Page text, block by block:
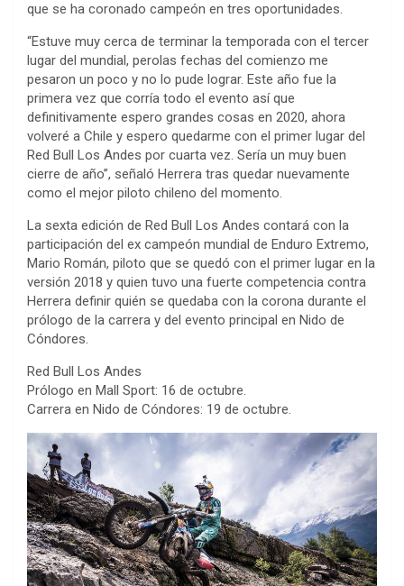
que se ha coronado campeón en tres oportunidades.
“Estuve muy cerca de terminar la temporada con el tercer
lugar del mundial, perolas fechas del comienzo me
pesaron un poco y no lo pude lograr. Este año fue la
primera vez que corría todo el evento así que
definitivamente espero grandes cosas en 2020, ahora
volveré a Chile y espero quedarme con el primer lugar del
Red Bull Los Andes por cuarta vez. Sería un muy buen
cierre de año”, señaló Herrera tras quedar nuevamente
como el mejor piloto chileno del momento.
La sexta edición de Red Bull Los Andes contará con la
participación del ex campeón mundial de Enduro Extremo,
Mario Román, piloto que se quedó con el primer lugar en la
versión 2018 y quien tuvo una fuerte competencia contra
Herrera definir quién se quedaba con la corona durante el
prólogo de la carrera y del evento principal en Nido de
Cóndores.
Red Bull Los Andes
Prólogo en Mall Sport: 16 de octubre.
Carrera en Nido de Cóndores: 19 de octubre.